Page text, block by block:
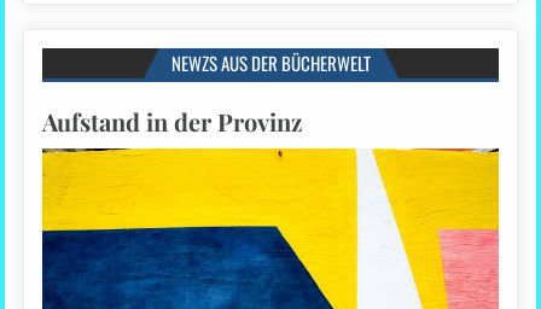
NEWZS AUS DER BÜCHERWELT
Aufstand in der Provinz